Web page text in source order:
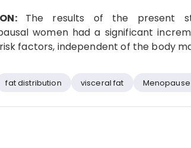
The results of the present
women had a significant
factors, independent of the body
fat distribution visceral fat Menopause